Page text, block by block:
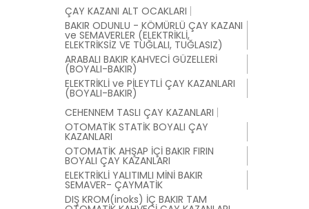
ÇAY KAZANI ALT OCAKLARI
BAKIR ODUNLU - KÖMÜRLÜ ÇAY KAZANI
ve SEMAVERLER (ELEKTRİKLİ,
ELEKTRİKSİZ VE TUĞLALI, TUĞLASIZ)
ARABALI BAKIR KAHVECİ GÜZELLERİ
(BOYALI-BAKIR)
ELEKTRİKLİ ve PİLEYTLİ ÇAY KAZANLARI
(BOYALI-BAKIR)
CEHENNEM TASLI ÇAY KAZANLARI
OTOMATİK STATİK BOYALI ÇAY
KAZANLARI
OTOMATİK AHŞAP İÇİ BAKIR FIRIN
BOYALI ÇAY KAZANLARI
ELEKTRİKLİ YALITIMLI MİNİ BAKIR
SEMAVER- ÇAYMATİK
DIŞ KROM(inoks) İÇ BAKIR TAM